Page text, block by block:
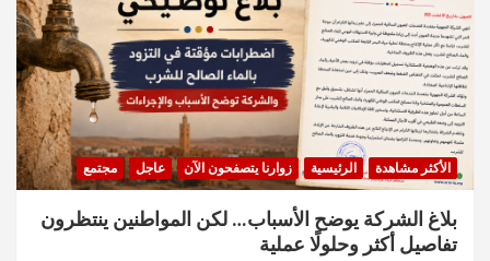
الأكثر مشاهدة الرئيسية زوارنا يتصفحون الآن عاجل مجتمع
بلاغ الشركة يوضح الأسباب… لكن المواطنين ينتظرون
تفاصيل أكثر وحلولًا عملية